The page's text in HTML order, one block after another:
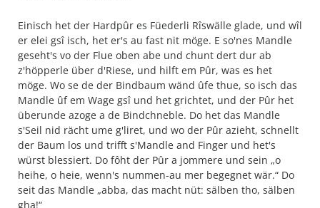
Einisch het der Hardpûr es Füederli Rîswälle glade, und wîl
er elei gsî isch, het er's au fast nit möge. E so'nes Mandle
geseht's vo der Flue oben abe und chunt dert dur ab
z'höpperle über d'Riese, und hilft em Pûr, was es het
möge. Wo se de der Bindbaum wänd ûfe thue, so isch das
Mandle ûf em Wage gsî und het grichtet, und der Pûr het
überunde azoge a de Bindchneble. Do het das Mandle
s'Seil nid rächt ume g'liret, und wo der Pûr azieht, schnellt
der Baum los und trifft s'Mandle and Finger und het's
würst blessiert. Do fôht der Pûr a jommere und sein „o
heihe, o heie, wenn's nummen-au mer begegnet wär.“ Do
seit das Mandle „abba, das macht nüt: sälben tho, sälben
gha!“